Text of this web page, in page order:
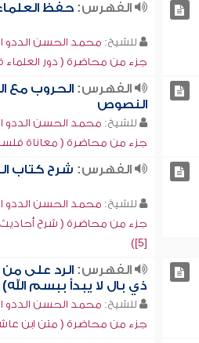
الفهرس: حفظ
للشيخ: محمد الحسن الددو
جزء من محاضرة ( دور العلماء
الفهرس: الحروب مع
النصوص
للشيخ: محمد الحسن الددو
جزء من محاضرة ( معاناة
الفهرس: شرح كتاب
للشيخ: محمد الحسن الددو
جزء من محاضرة ( شرح أحاديث
[5])
الفهرس: الرد على
ذي بال لا يبدأ ببسم الله)
للشيخ: محمد الحسن الددو
جزء من محاضرة ( متن ابن عاشر